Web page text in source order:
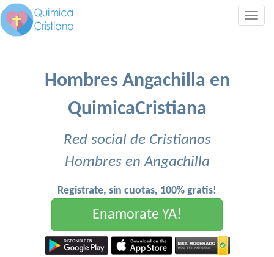
Hombres Angachilla en
QuimicaCristiana
Red social de Cristianos
Hombres en Angachilla
Registrate, sin cuotas, 100% gratis!
Enamorate YA!